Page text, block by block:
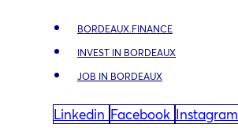
BORDEAUX.FINANCE
INVEST IN BORDEAUX
JOB IN BORDEAUX
Linkedin Facebook Instagram